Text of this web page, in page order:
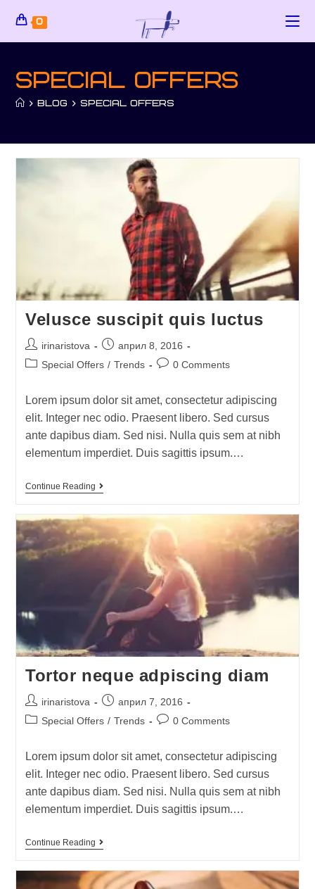
0
Special Offers
> BLOG > SPECIAL OFFERS
Velusce suscipit quis luctus
irinaristova
април 8, 2016
Special Offers / Trends 0 Comments
Lorem ipsum dolor sit amet, consectetur adipiscing
elit. Integer nec odio. Praesent libero. Sed cursus
ante dapibus diam. Sed nisi. Nulla quis sem at nibh
elementum imperdiet. Duis sagittis ipsum.…
Continue Reading
Tortor neque adpiscing diam
irinaristova
април 7, 2016
Special Offers / Trends 0 Comments
Lorem ipsum dolor sit amet, consectetur adipiscing
elit. Integer nec odio. Praesent libero. Sed cursus
ante dapibus diam. Sed nisi. Nulla quis sem at nibh
elementum imperdiet. Duis sagittis ipsum.…
Continue Reading